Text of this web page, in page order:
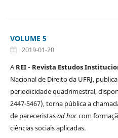
VOLUME 5
2019-01-20
AREI - Revista Estudos
Nacional de Direito da UFRJ,
periodicidade quadrimestral,
2447-5467), torna pública a
de pareceristasad hoccom
ciências sociais aplicadas.